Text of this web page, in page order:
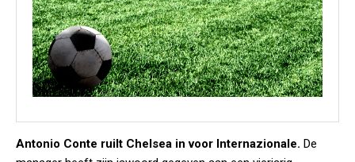
Antonio Conte ruilt Chelsea in voor Internazionale. De